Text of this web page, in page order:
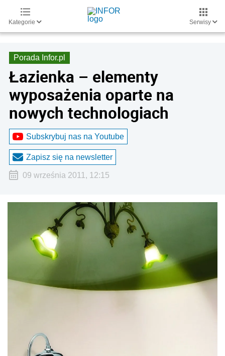
Kategorie Serwisy
Porada Infor.pl
Łazienka – elementy
wyposażenia oparte na
nowych technologiach
Subskrybuj nas na Youtube
Zapisz się na newsletter
09 września 2011, 12:15